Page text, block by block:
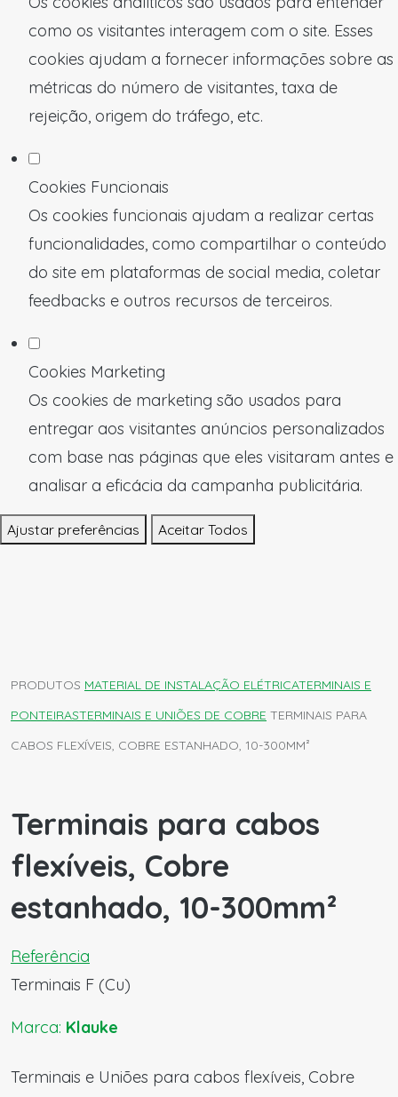
como os visitantes interagem com o site. Esses
cookies ajudam a fornecer informações sobre as
métricas do número de visitantes, taxa de
rejeição, origem do tráfego, etc.
Cookies Funcionais
Os cookies funcionais ajudam a realizar certas
funcionalidades, como compartilhar o conteúdo
do site em plataformas de social media, coletar
feedbacks e outros recursos de terceiros.
Cookies Marketing
Os cookies de marketing são usados para
entregar aos visitantes anúncios personalizados
com base nas páginas que eles visitaram antes e
analisar a eficácia da campanha publicitária.
Ajustar preferências Aceitar Todos
PRODUTOS MATERIAL DE INSTALAÇÃO ELÉTRICATERMINAIS E
PONTEIRASTERMINAIS E UNIÕES DE COBRE TERMINAIS PARA
CABOS FLEXÍVEIS, COBRE ESTANHADO, 10-300MM²
Terminais para cabos
flexíveis, Cobre
estanhado, 10-300mm²
Referência
Terminais F (Cu)
Marca: Klauke
Terminais e Uniões para cabos flexíveis, Cobre